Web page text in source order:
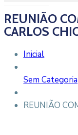
REUNIÃO
CARLOS
Inicial
Sem Categoria
REUNIÃO